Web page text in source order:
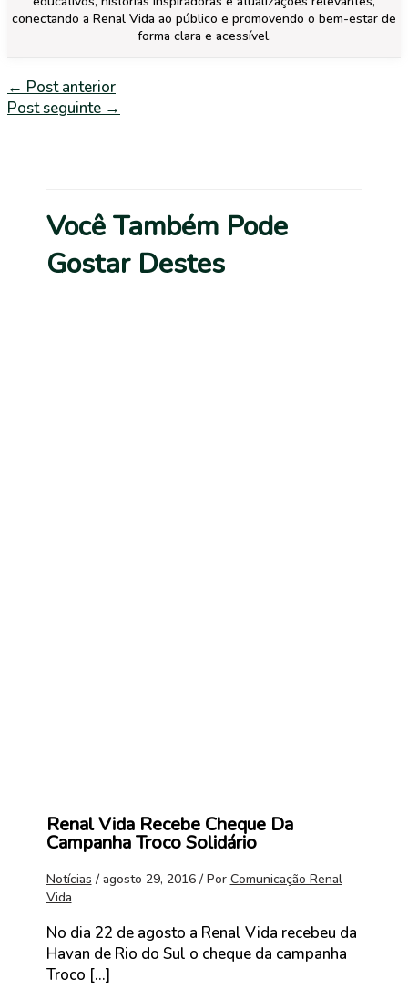
conectando a Renal Vida ao público e promovendo o bem-estar de
forma clara e acessível.
← Post anterior
Post seguinte →
Você Também Pode
Gostar Destes
Renal Vida Recebe Cheque Da
Campanha Troco Solidário
Notícias / agosto 29, 2016 / Por Comunicação Renal
Vida
No dia 22 de agosto a Renal Vida recebeu da
Havan de Rio do Sul o cheque da campanha
Troco […]